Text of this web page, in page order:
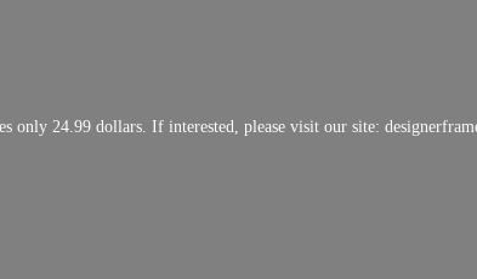
only 24.99 dollars. If interested, please visit our site: